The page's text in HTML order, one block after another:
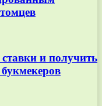
и получить